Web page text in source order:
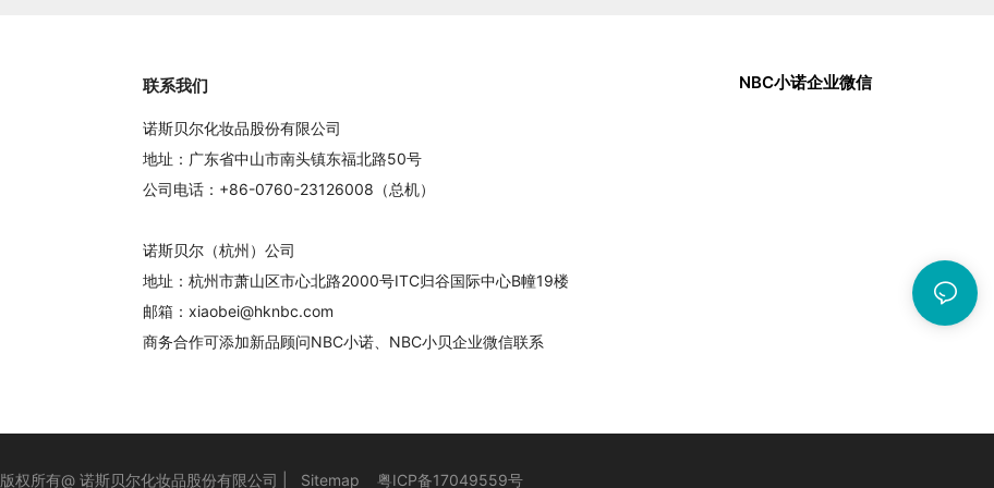
联系我们
诺斯贝尔化妆品股份有限公司
地址：广东省中山市南头镇东福北路50号
公司电话：+86-0760-23126008（总机）
诺斯贝尔（杭州）公司
地址：杭州市萧山区市心北路2000号ITC归谷国际中心B幢19楼
邮箱：xiaobei@hknbc.com
商务合作可添加新品顾问NBC小诺、NBC小贝企业微信联系
NBC小诺企业微信
版权所有@ 诺斯贝尔化妆品股份有限公司 | Sitemap 粤ICP备17049559号